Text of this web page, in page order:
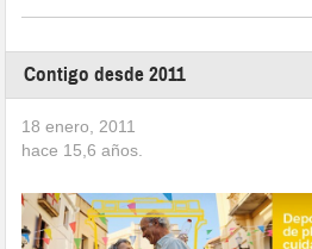
Contigo desde 2011
18 enero, 2011
hace 15,6 años.